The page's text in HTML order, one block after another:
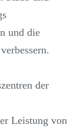
und die
der
Leistung von